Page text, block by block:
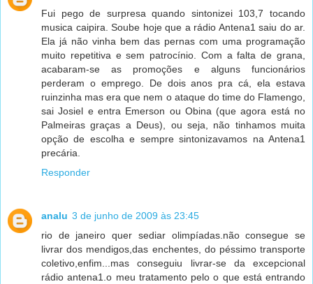
Fui pego de surpresa quando sintonizei 103,7 tocando
musica caipira. Soube hoje que a rádio Antena1 saiu do ar.
Ela já não vinha bem das pernas com uma programação
muito repetitiva e sem patrocínio. Com a falta de grana,
acabaram-se as promoções e alguns funcionários
perderam o emprego. De dois anos pra cá, ela estava
ruinzinha mas era que nem o ataque do time do Flamengo,
sai Josiel e entra Emerson ou Obina (que agora está no
Palmeiras graças a Deus), ou seja, não tinhamos muita
opção de escolha e sempre sintonizavamos na Antena1
precária.
Responder
analu 3 de junho de 2009 às 23:45
rio de janeiro quer sediar olimpíadas.não consegue se
livrar dos mendigos,das enchentes, do péssimo transporte
coletivo,enfim...mas conseguiu livrar-se da excepcional
rádio antena1.o meu tratamento pelo o que está entrando